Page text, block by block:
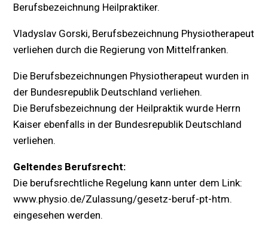
Berufsbezeichnung Heilpraktiker.
Vladyslav Gorski, Berufsbezeichnung Physiotherapeut
verliehen durch die Regierung von Mittelfranken.
Die Berufsbezeichnungen Physiotherapeut wurden in
der Bundesrepublik Deutschland verliehen.
Die Berufsbezeichnung der Heilpraktik wurde Herrn
Kaiser ebenfalls in der Bundesrepublik Deutschland
verliehen.
Geltendes Berufsrecht:
Die berufsrechtliche Regelung kann unter dem Link:
www.physio.de/Zulassung/gesetz-beruf-pt-htm.
eingesehen werden.